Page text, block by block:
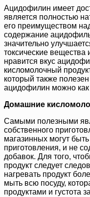
Ацидофилин имеет
является полностью
его преимуществом
содержание
значительно
токсические
нравится вкус
кисломолочный
который также
ацидофилин можно как
Домашние
Самыми полезными
собственного
магазинных могут
приготовления, и не
добавок. Для того,
продукт следует
нагревать продукт
мыть всю посуду,
продуктами и густота